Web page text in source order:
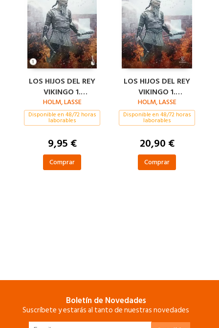
LOS HIJOS DEL REY
VIKINGO 1.
VENGANZA
HOLM, LASSE
Disponible en 48/72 horas
laborables
9,95 €
Comprar
LOS HIJOS DEL REY
VIKINGO 1.
VENGANZA
HOLM, LASSE
Disponible en 48/72 horas
laborables
20,90 €
Comprar
Boletín de Novedades
Suscríbete y estarás al tanto de nuestras novedades